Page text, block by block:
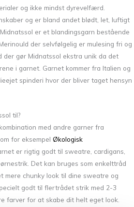
og ikke mindst dyrevelfærd.
og er bland andet blødt, let, luftigt
er et blandingsgarn bestående
der selvfølgelig er mulesing fri og
der gør Midnatssol ekstra unik da det
i garnet. Garnet kommer fra Italien og
spinderi hvor der bliver taget hensyn
til?
med andre garner fra
for eksempel Økologisk
er rigtig godt til sweatre, cardigans,
Det kan bruges som enkelttråd
mere chunky look til dine sweatre og
godt til flertrådet strik med 2-3
farver for at skabe dit helt eget look.